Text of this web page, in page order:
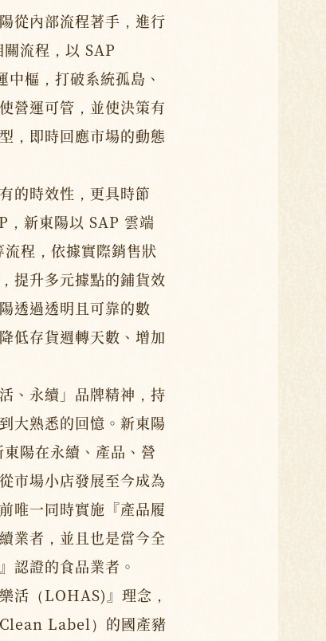
從內部流程著手，進行
流程，以 SAP
樞，打破系統孤島、
營運可管，並使決策有
，即時回應市場的動態
的時效性，更具時節
新東陽以 SAP 雲端
程，依據實際銷售狀
提升多元據點的鋪貨效
透過透明且可靠的數
低存貨週轉天數、增加
、永續」品牌精神，持
大熟悉的回憶。新東陽
陽在永續、產品、營
市場小店發展至今成為
唯一同時實施『產品履
業者，並且也是當今全
認證的食品業者。
活（LOHAS)』理念，
Label）的國產豬